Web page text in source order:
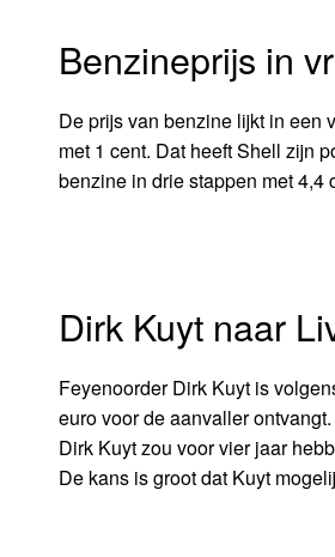
Benzineprijs in
De prijs van benzine lijkt in een
met 1 cent. Dat heeft Shell zijn
benzine in drie stappen met 4,4
Dirk Kuyt naar
Feyenoorder Dirk Kuyt is
euro voor de aanvaller ontvangt.
Dirk Kuyt zou voor vier jaar
De kans is groot dat Kuyt